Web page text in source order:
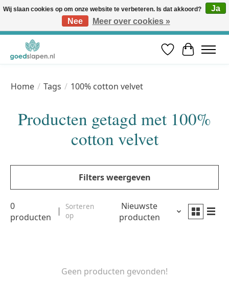
Vóór 12u besteld, volgende werkdag in huis* | Gratis verzending vanaf €50 | Professioneel slaapadvies
Verlanglijst
Home / Tags / 100% cotton velvet
Producten getagd met 100%
cotton velvet
Filters weergeven
0
producten
Sorteren
op
Nieuwste
producten
Geen producten gevonden!
Wij slaan cookies op om onze website te verbeteren. Is dat akkoord?
Ja
Nee
Meer over cookies »